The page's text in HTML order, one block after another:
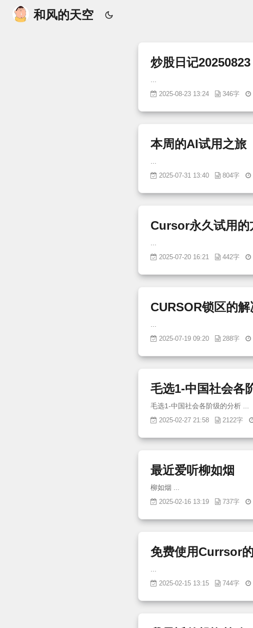
和风的天空
炒股日记20250823
2025-08-23 13:24 346字
本周的AI试用之旅
2025-07-31 13:40 804字
Cursor永久试用的
2025-07-20 16:21 442字
CURSOR锁区的
2025-07-19 09:20 288字
毛选1-中国社会各
2025-02-27 21:58 2122字
最近爱听柳如烟
2025-02-16 13:19 737字
免费使用Currsor
2025-02-15 13:15 744字